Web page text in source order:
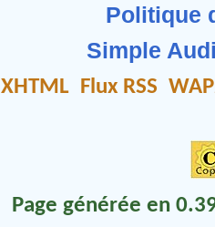
Politique
Simple
XHTML Flux RSS
Page générée en